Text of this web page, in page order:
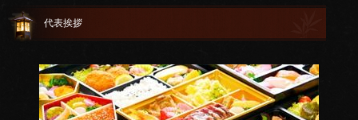
代表挨拶